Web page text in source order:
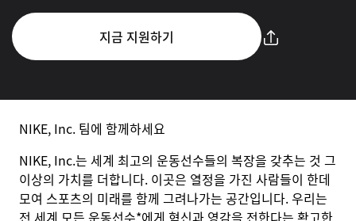
지금 지원하기
NIKE, Inc. 팀에 함께하세요
NIKE, Inc.는 세계 최고의 운동선수들의 복장을 갖추는 것 그
이상의 가치를 더합니다. 이곳은 열정을 가진 사람들이 한데
모여 스포츠의 미래를 함께 그려나가는 공간입니다. 우리는
전 세계 모든 운동선수*에게 혁신과 영감을 전한다는 확고한